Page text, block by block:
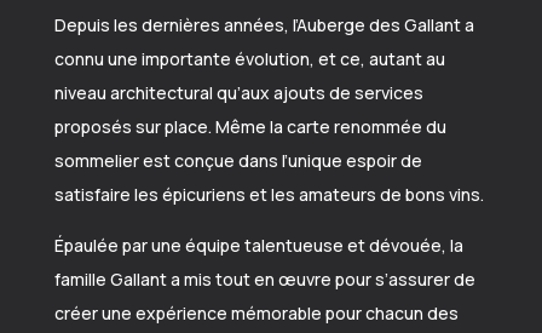
Depuis les dernières années, l’Auberge des Gallant a
connu une importante évolution, et ce, autant au
niveau architectural qu’aux ajouts de services
proposés sur place. Même la carte renommée du
sommelier est conçue dans l’unique espoir de
satisfaire les épicuriens et les amateurs de bons vins.
Épaulée par une équipe talentueuse et dévouée, la
famille Gallant a mis tout en œuvre pour s’assurer de
créer une expérience mémorable pour chacun des